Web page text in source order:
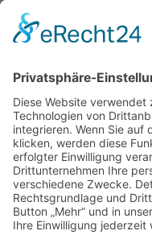
Kleider
Jacken
Curvy
Herren
Kids
Burda
NEU im Shop
SALE